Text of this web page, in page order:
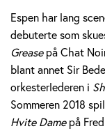
m
Espen har lang
debuterte som
Greasepå Chat
blant annet Sir
orkesterlederen i
Sommeren 2018
Hvite Damepå